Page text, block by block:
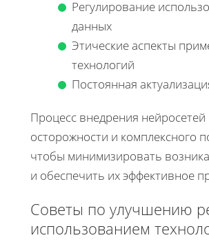
Регулирование
данных
Этические аспекты
технологий
Постоянная
Процесс внедрения нейросетей
осторожности и комплексного
чтобы минимизировать
и обеспечить их эффективное
Советы по улучшению
использованием